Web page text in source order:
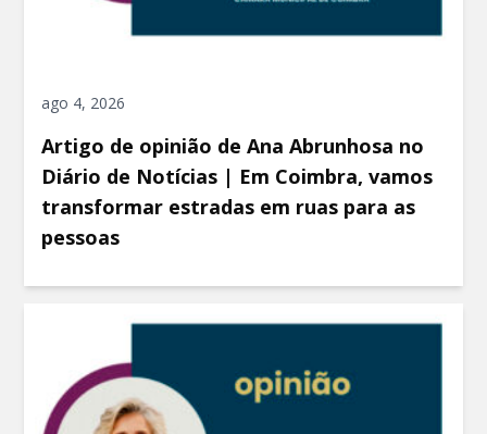
ago 4, 2026
Artigo de opinião de Ana Abrunhosa no
Diário de Notícias | Em Coimbra, vamos
transformar estradas em ruas para as
pessoas